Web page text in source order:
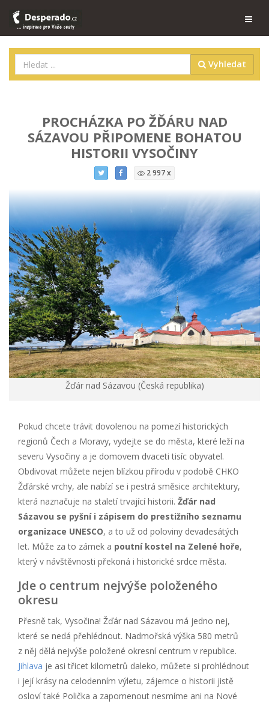
Vyhledat
PROCHÁZKA PO ŽĎÁRU NAD
SÁZAVOU PŘIPOMENE BOHATOU
HISTORII VYSOČINY
2 997 x
Žďár nad Sázavou (Česká republika)
Pokud chcete trávit dovolenou na pomezí historických
regionů Čech a Moravy, vydejte se do města, které leží na
severu Vysočiny a je domovem dvaceti tisíc obyvatel.
Obdivovat můžete nejen blízkou přírodu v podobě CHKO
Žďárské vrchy, ale nabízí se i pestrá směsice architektury,
která naznačuje na staletí trvající historii. Žďár nad
Sázavou se pyšní i zápisem do prestižního seznamu
organizace UNESCO, a to už od poloviny devadesátých
let. Může za to zámek a poutní kostel na Zelené hoře,
který v návštěvnosti překoná i historické srdce města.
Jde o centrum nejvýše položeného
okresu
Přesně tak, Vysočina! Žďár nad Sázavou má jedno nej,
které se nedá přehlédnout. Nadmořská výška 580 metrů
z něj dělá nejvýše položené okresní centrum v republice.
Jihlava je asi třicet kilometrů daleko, můžete si prohlédnout
i její krásy na celodenním výletu, zájemce o historii jistě
osloví také Polička a zapomenout nesmíme ani na Nové